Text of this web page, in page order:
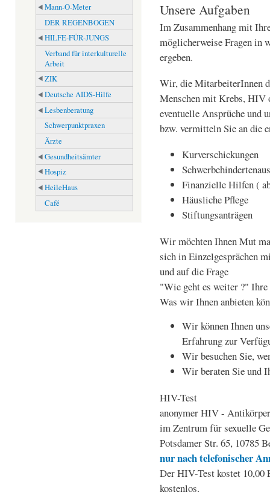
Mann-O-Meter
DER REGENBOGEN
HILFE-FÜR-JUNGS
Verband für interkulturelle
Arbeit
ZIK
Deutsche AIDS-Hilfe
Lesbenberatung
Schwerpunktpraxen
Ärzte
Gesundheitsämter
Hospiz
HeileHaus
Café
Unsere Aufgaben
Im Zusammenhang mit
möglicherweise Fragen in
ergeben.
Wir, die MitarbeiterInnen
Menschen mit Krebs, HIV
eventuelle Ansprüche und
bzw. vermitteln Sie an die
Kurverschickungen
Finanzielle Hilfen (
Häusliche Pflege
Stiftungsanträgen
Wir möchten Ihnen Mut
sich in Einzelgesprächen
und auf die Frage
"Wie geht es weiter ?"
Was wir Ihnen anbieten
Wir können Ihnen
Erfahrung zur
Wir besuchen Sie,
Wir beraten Sie und
HIV-Test
anonymer HIV -
im Zentrum für sexuelle
Potsdamer Str. 65, 10785
nur nach telefonischer
Der HIV-Test kostet
kostenlos.